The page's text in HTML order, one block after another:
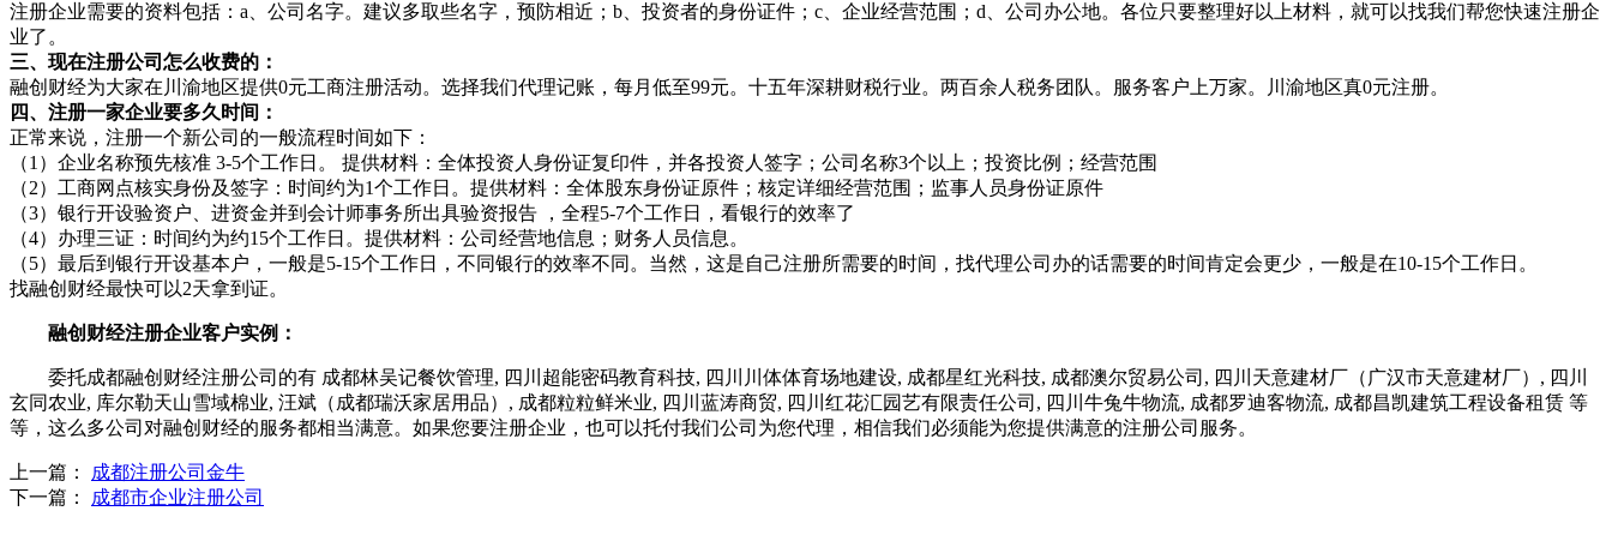
注册企业需要的资料包括：a、公司名字。建议多取些名字，预防相近；b、投资者的身份证件；c、企业经营范围；d、公司办公地。各位只要整理好以上材料，就可以找我们帮您快速注册企
业了。
三、现在注册公司怎么收费的：
融创财经为大家在川渝地区提供0元工商注册活动。选择我们代理记账，每月低至99元。十五年深耕财税行业。两百余人税务团队。服务客户上万家。川渝地区真0元注册。
四、注册一家企业要多久时间：
正常来说，注册一个新公司的一般流程时间如下：
（1）企业名称预先核准 3-5个工作日。 提供材料：全体投资人身份证复印件，并各投资人签字；公司名称3个以上；投资比例；经营范围
（2）工商网点核实身份及签字：时间约为1个工作日。提供材料：全体股东身份证原件；核定详细经营范围；监事人员身份证原件
（3）银行开设验资户、进资金并到会计师事务所出具验资报告 ，全程5-7个工作日，看银行的效率了
（4）办理三证：时间约为约15个工作日。提供材料：公司经营地信息；财务人员信息。
（5）最后到银行开设基本户，一般是5-15个工作日，不同银行的效率不同。当然，这是自己注册所需要的时间，找代理公司办的话需要的时间肯定会更少，一般是在10-15个工作日。
找融创财经最快可以2天拿到证。
融创财经注册企业客户实例：
委托成都融创财经注册公司的有 成都林吴记餐饮管理, 四川超能密码教育科技, 四川川体体育场地建设, 成都星红光科技, 成都澳尔贸易公司, 四川天意建材厂（广汉市天意建材厂）, 四川
玄同农业, 库尔勒天山雪域棉业, 汪斌（成都瑞沃家居用品）, 成都粒粒鲜米业, 四川蓝涛商贸, 四川红花汇园艺有限责任公司, 四川牛兔牛物流, 成都罗迪客物流, 成都昌凯建筑工程设备租赁 等
等，这么多公司对融创财经的服务都相当满意。如果您要注册企业，也可以托付我们公司为您代理，相信我们必须能为您提供满意的注册公司服务。
上一篇：
成都注册公司金牛
下一篇：
成都市企业注册公司